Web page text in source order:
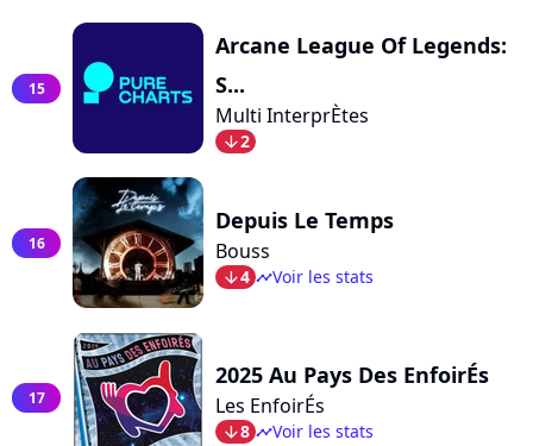
15
Arcane League Of Legends:
S...
Multi InterprÈtes
arrow_bot2
16
Depuis Le Temps
Bouss
arrow_bot4 timelineVoir les stats
17
2025 Au Pays Des EnfoirÉs
Les EnfoirÉs
arrow_bot8 timelineVoir les stats